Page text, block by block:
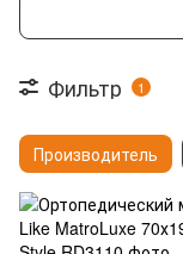
Фильтр 1
Производитель